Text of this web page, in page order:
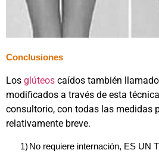
Conclusiones
Los glúteos caídos también
modificados a través de esta
consultorio, con todas las medidas
relativamente breve.
1) No requiere internación, ES UN